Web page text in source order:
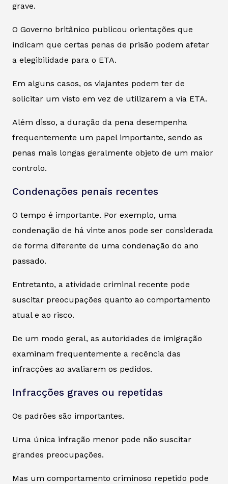
grave.
O Governo britânico publicou orientações que
indicam que certas penas de prisão podem afetar
a elegibilidade para o ETA.
Em alguns casos, os viajantes podem ter de
solicitar um visto em vez de utilizarem a via ETA.
Além disso, a duração da pena desempenha
frequentemente um papel importante, sendo as
penas mais longas geralmente objeto de um maior
controlo.
Condenações penais recentes
O tempo é importante. Por exemplo, uma
condenação de há vinte anos pode ser considerada
de forma diferente de uma condenação do ano
passado.
Entretanto, a atividade criminal recente pode
suscitar preocupações quanto ao comportamento
atual e ao risco.
De um modo geral, as autoridades de imigração
examinam frequentemente a recência das
infracções ao avaliarem os pedidos.
Infracções graves ou repetidas
Os padrões são importantes.
Uma única infração menor pode não suscitar
grandes preocupações.
Mas um comportamento criminoso repetido pode